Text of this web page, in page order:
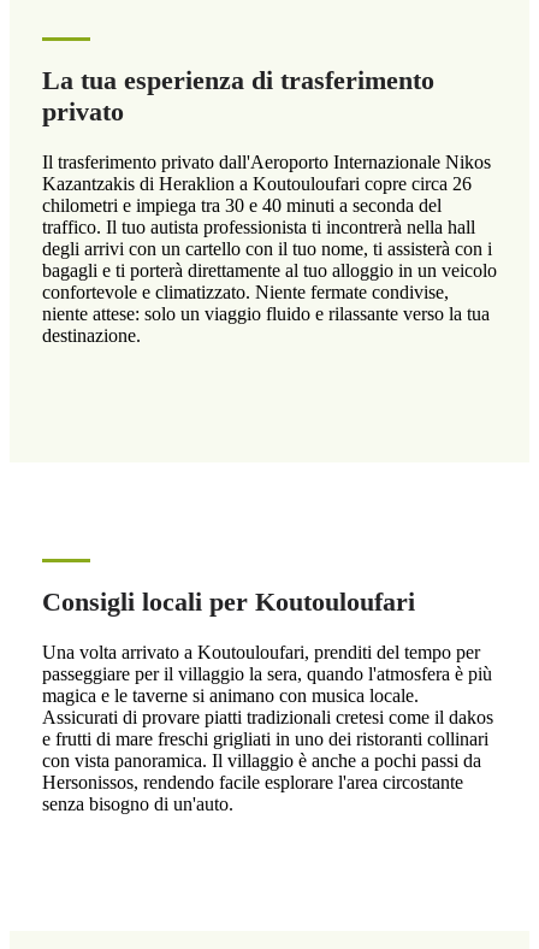
La tua esperienza di trasferimento
privato
Il trasferimento privato dall'Aeroporto Internazionale Nikos
Kazantzakis di Heraklion a Koutouloufari copre circa 26
chilometri e impiega tra 30 e 40 minuti a seconda del
traffico. Il tuo autista professionista ti incontrerà nella hall
degli arrivi con un cartello con il tuo nome, ti assisterà con i
bagagli e ti porterà direttamente al tuo alloggio in un veicolo
confortevole e climatizzato. Niente fermate condivise,
niente attese: solo un viaggio fluido e rilassante verso la tua
destinazione.
Consigli locali per Koutouloufari
Una volta arrivato a Koutouloufari, prenditi del tempo per
passeggiare per il villaggio la sera, quando l'atmosfera è più
magica e le taverne si animano con musica locale.
Assicurati di provare piatti tradizionali cretesi come il dakos
e frutti di mare freschi grigliati in uno dei ristoranti collinari
con vista panoramica. Il villaggio è anche a pochi passi da
Hersonissos, rendendo facile esplorare l'area circostante
senza bisogno di un'auto.